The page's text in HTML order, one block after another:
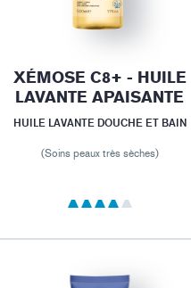
XÉMOSE C8+ - HUILE
LAVANTE APAISANTE
HUILE LAVANTE DOUCHE ET BAIN
(Soins peaux très sèches)